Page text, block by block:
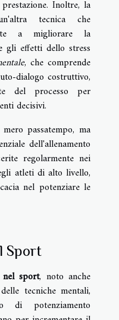
Inoltre, la
tecnica che
a migliorare la
gli effetti dello stress
, che comprende
dialogo costruttivo,
del processo per
decisivi.
passatempo, ma
dell'allenamento
regolarmente nei
atleti di alto livello,
nel potenziare le
Sport
nel sport, noto anche
tecniche mentali,
di potenziamento